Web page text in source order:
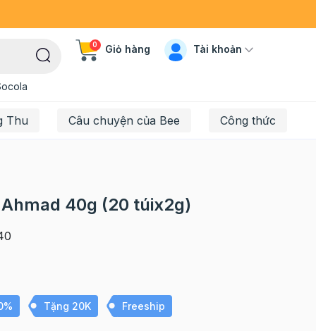
0 Giỏ hàng Tài khoản
Thu Câu chuyện của Bee Công thức
40g (20 túix2g)
Tặng 20K Freeship